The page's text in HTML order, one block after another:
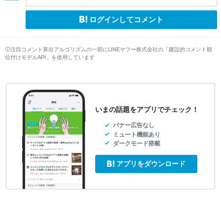
ログインしてコメント
注目コメント算出アルゴリズムの一部にLINEヤフー株式会社の「建設的コメント順
位付けモデルAPI」を使用しています
いまの話題をアプリでチェック！
バナー広告なし
ミュート機能あり
ダークモード搭載
アプリをダウンロード